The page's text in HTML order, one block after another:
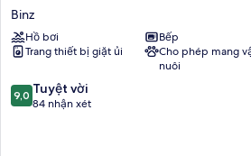
am
Meer
Binz
Binz
Hồ bơi
Bếp
Trang thiết bị giặt ủi
Cho phép mang
nuôi
9.0
trên
9,0 Tuyệt vời
84 nhận xét